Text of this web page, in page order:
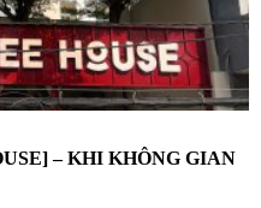
– KHI KHÔNG GIAN